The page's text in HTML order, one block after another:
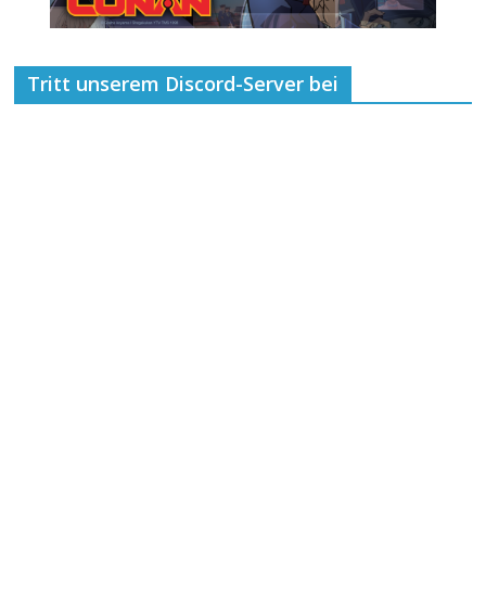
Tritt unserem Discord-Server bei